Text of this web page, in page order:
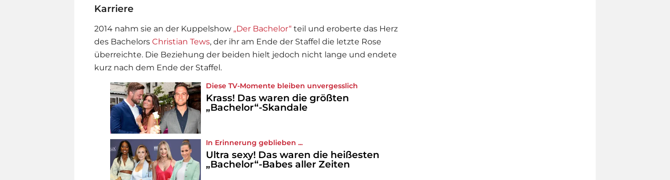
Karriere
2014 nahm sie an der Kuppelshow „Der Bachelor“ teil und eroberte das Herz
des Bachelors Christian Tews, der ihr am Ende der Staffel die letzte Rose
überreichte. Die Beziehung der beiden hielt jedoch nicht lange und endete
kurz nach dem Ende der Staffel.
Diese TV-Momente bleiben unvergesslich
Krass! Das waren die größten
„Bachelor“-Skandale
In Erinnerung geblieben ...
Ultra sexy! Das waren die heißesten
„Bachelor“-Babes aller Zeiten